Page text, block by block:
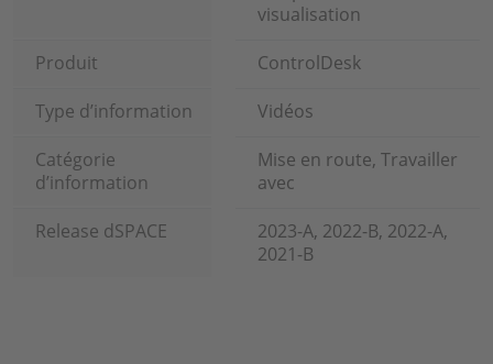
visualisation
Produit
ControlDesk
Type d’information
Vidéos
Catégorie
d’information
Mise en route, Travailler
avec
Release dSPACE
2023-A, 2022-B, 2022-A,
2021-B